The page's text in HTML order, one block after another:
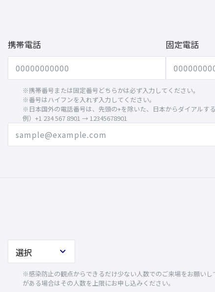
携帯電話 固定電話
※携帯番号または固定番号どちらかは必ず入力してください。
※番号はハイフンを入れず入力してください。
※日本国外の電話番号は、先頭の+を除いた、日本からダイアルす
例）+1 234 567 8901 → 12345678901
※感染防止の観点からできるだけ少ない人数でのご来場をお願い
がある場合はその人数を上限にお申し込みください。